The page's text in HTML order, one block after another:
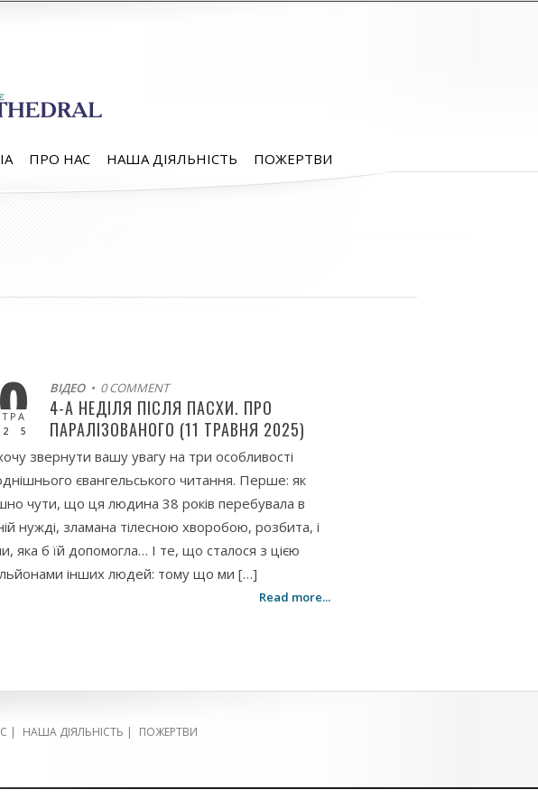
ПРО НАС НАША ДІЯЛЬНІСТЬ ПОЖЕРТВИ
ТРА
ВІДЕО• 0 COMMENT
4-А НЕДІЛЯ ПІСЛЯ ПАСХИ. ПРО
ПАРАЛІЗОВАНОГО (11 ТРАВНЯ 2025)
звернути вашу увагу на три особливості
євангельського читання. Перше: як
чути, що ця людина 38 років перебувала в
нужді, зламана тілесною хворобою, розбита, і
б їй допомогла… І те, що сталося з цією
інших людей: тому що ми […]
Read more...
| НАША ДІЯЛЬНІСТЬ | ПОЖЕРТВИ